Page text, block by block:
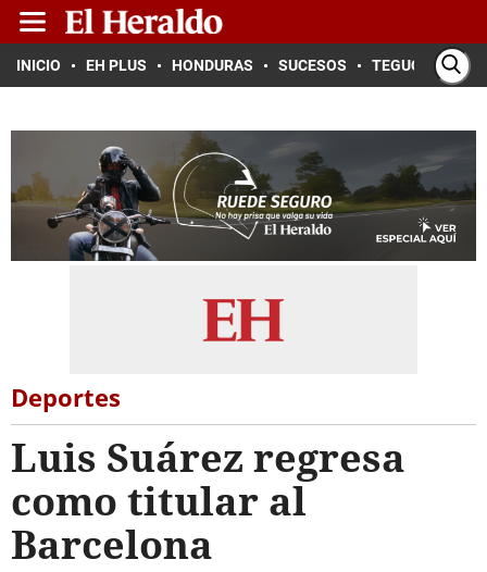
INICIO EH PLUS HONDURAS SUCESOS TEGUCIGALPA
Deportes
Luis Suárez regresa
como titular al
Barcelona